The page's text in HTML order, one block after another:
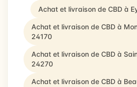
Achat et livraison de CBD à
Achat et livraison de CBD à
24170
Achat et livraison de CBD à
24270
Achat et livraison de CBD à